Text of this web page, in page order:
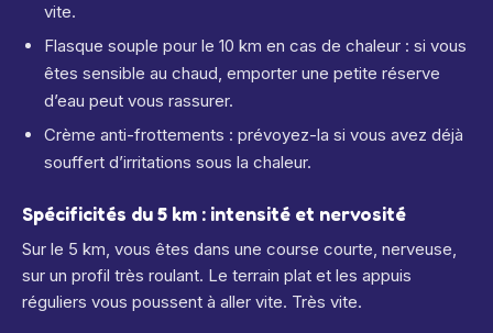
vite.
Flasque souple pour le 10 km en cas de chaleur : si vous
êtes sensible au chaud, emporter une petite réserve
d’eau peut vous rassurer.
Crème anti-frottements : prévoyez-la si vous avez déjà
souffert d’irritations sous la chaleur.
Spécificités du 5 km : intensité et nervosité
Sur le 5 km, vous êtes dans une course courte, nerveuse,
sur un profil très roulant. Le terrain plat et les appuis
réguliers vous poussent à aller vite. Très vite.